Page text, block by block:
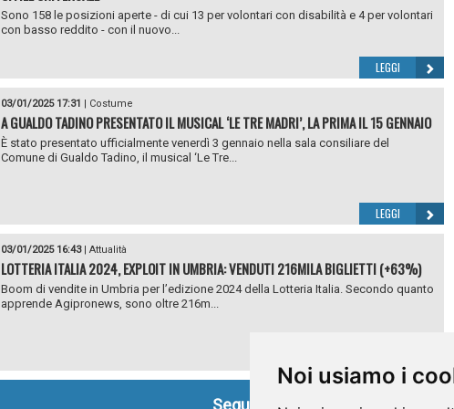
Noi usiamo i
Sono 158 le posizioni aperte - di cui 13 per volontari con disabilità e 4 per volontari
con basso reddito - con il nuovo...
LEGGI
03/01/2025 17:31 Costume
A GUALDO TADINO PRESENTATO IL MUSICAL ‘LE TRE MADRI’, LA PRIMA IL 15 GENNAIO
È stato presentato ufficialmente venerdì 3 gennaio nella sala consiliare del
Comune di Gualdo Tadino, il musical ‘Le Tre...
LEGGI
03/01/2025 16:43| Attualità
LOTTERIA ITALIA 2024, EXPLOIT IN UMBRIA: VENDUTI 216MILA BIGLIETTI (+63%)
Boom di vendite in Umbria per l’edizione 2024 della Lotteria Italia. Secondo quanto
apprende Agipronews, sono oltre 216m...
Seguici su